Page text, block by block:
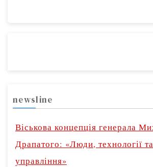
newsline
Віськова концепція генерала
Драпатого: «Люди, технології
управління»